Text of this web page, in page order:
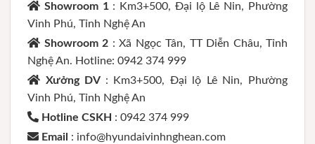
Showroom 1 : Km3+500, Đại lộ Lê Nin, Phường
Vinh Phú, Tỉnh Nghệ An
Showroom 2 : Xã Ngọc Tân, TT Diễn Châu, Tỉnh
Nghệ An. Hotline: 0942 374 999
Xưởng DV : Km3+500, Đại lộ Lê Nin, Phường
Vinh Phú, Tỉnh Nghệ An
Hotline CSKH : 0942 374 999
Email : info@hyundaivinhnghean.com